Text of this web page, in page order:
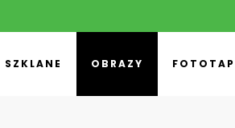
SZKLANE OBRAZY